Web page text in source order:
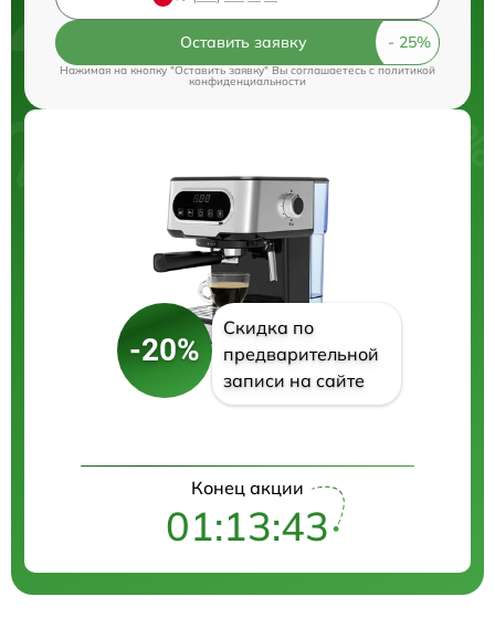
Оставить заявку
Нажимая на кнопку "Оставить заявку" Вы соглашаетесь cполитикой
конфиденциальности
-20%
Скидка по
предварительной
записи на сайте
Конец акции
01:13:43